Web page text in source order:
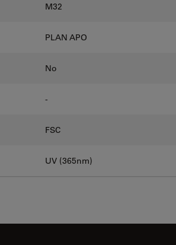
M32
PLAN APO
No
-
FSC
UV (365nm)